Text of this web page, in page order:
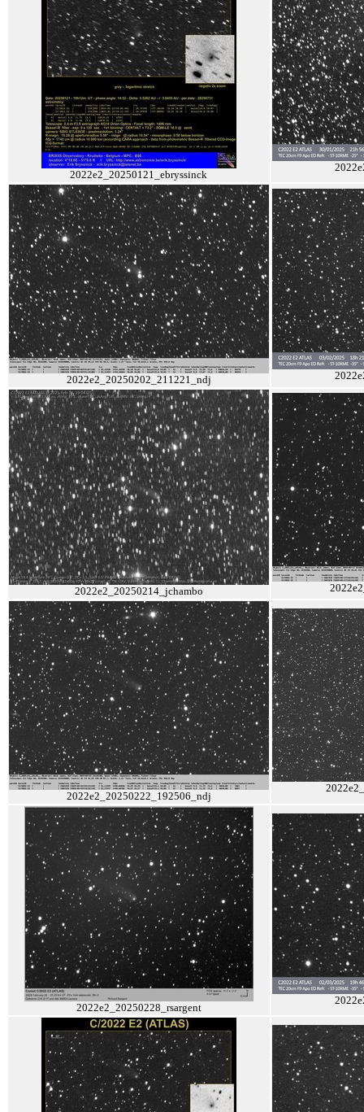
2022e2_20250121_ebryssinck
2022e2_20250202_211221_ndj
2022e2_20250214_jchambo
2022e2_20250222_192506_ndj
2022e2_20250228_rsargent